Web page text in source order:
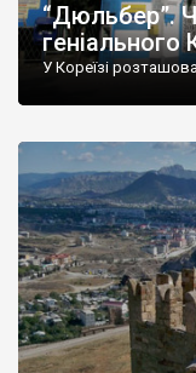
“Дюльбер”.
геніального
У Кореїзі